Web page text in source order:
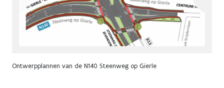
Ontwerpplannen van de N140 Steenweg op Gierle